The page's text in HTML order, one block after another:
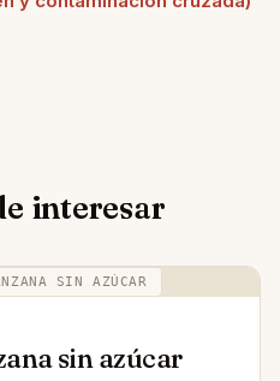
interesar
SIN AZÚCAR
sin azúcar